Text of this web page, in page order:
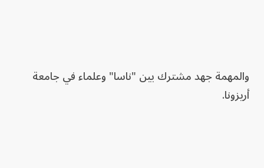
والمهمة جهد مشترك بين "ناسا" وعلماء في جامعة
أريزونا.